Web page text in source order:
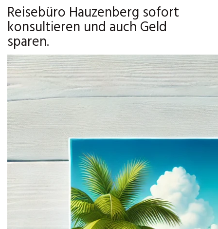
Reisebüro Hauzenberg sofort
konsultieren und auch Geld
sparen.